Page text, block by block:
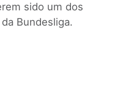
sido um dos
Bundesliga.